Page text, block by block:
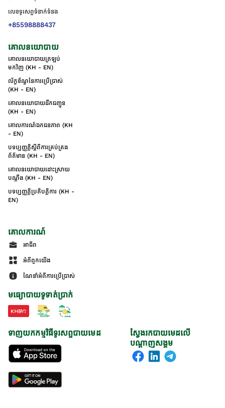
លេខទូរសព្ទទំនាក់ទំនង
+85598888437
គោលនយោបាយ
គោលនយោបាយត្រឡប់
មកវិញ (KH - EN)
ល័ក្ខខ័ណ្ឌនៃការប្រើប្រាស់
(KH - EN)
គោលនយោបាយដឹកជញ្ជូន
(KH - EN)
គោលការណ៍ឯកជនភាព (KH
- EN)
បទប្បញ្ញត្តិស្តីពីការគ្រប់គ្រង
ព័ត៌មាន (KH - EN)
គោលនយោបាយដោះស្រាយ
បណ្ដឹង (KH - EN)
បទប្បញ្ញត្តិប្រតិបត្តិការ (KH -
EN)
គោលការណ៍
អាជីព
អំពីពួកយើង
ណែនាំអំពីការប្រើប្រាស់
មធ្យោបាយទូទាត់ប្រាក់
ស្វែងរកបាយមេដលើ
បណ្តាញសង្គម
ទាញយកកម្មវិធីទូរសព្ទបាយមេដ